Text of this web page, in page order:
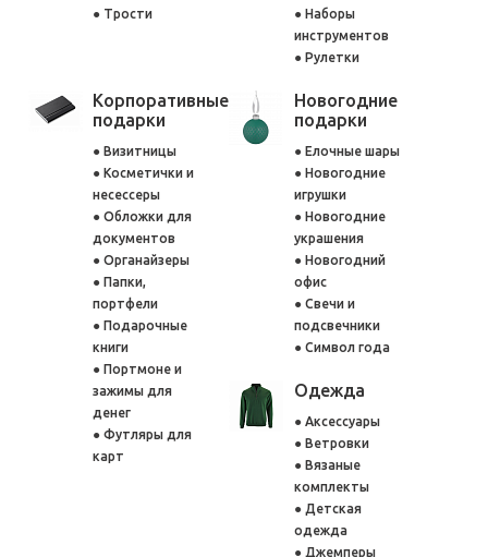
Трости
Наборы
инструментов
Рулетки
Корпоративные
подарки
Визитницы
Косметички и
несессеры
Обложки для
документов
Органайзеры
Папки,
портфели
Подарочные
книги
Портмоне и
зажимы для
денег
Футляры для
карт
Новогодние
подарки
Елочные шары
Новогодние
игрушки
Новогодние
украшения
Новогодний
офис
Свечи и
подсвечники
Символ года
Одежда
Аксессуары
Ветровки
Вязаные
комплекты
Детская
одежда
Джемперы